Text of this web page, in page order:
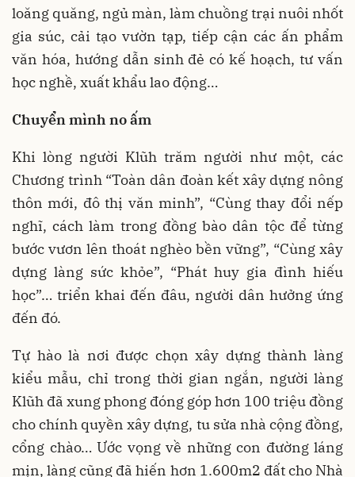
loăng quăng, ngủ màn, làm chuồng trại nuôi nhốt
gia súc, cải tạo vườn tạp, tiếp cận các ấn phẩm
văn hóa, hướng dẫn sinh đẻ có kế hoạch, tư vấn
học nghề, xuất khẩu lao động…
Chuyển mình no ấm
Khi lòng người Klũh trăm người như một, các
Chương trình “Toàn dân đoàn kết xây dựng nông
thôn mới, đô thị văn minh”, “Cùng thay đổi nếp
nghĩ, cách làm trong đồng bào dân tộc để từng
bước vươn lên thoát nghèo bền vững”, “Cùng xây
dựng làng sức khỏe”, “Phát huy gia đình hiếu
học”… triển khai đến đâu, người dân hưởng ứng
đến đó.
Tự hào là nơi được chọn xây dựng thành làng
kiểu mẫu, chỉ trong thời gian ngắn, người làng
Klũh đã xung phong đóng góp hơn 100 triệu đồng
cho chính quyền xây dựng, tu sửa nhà cộng đồng,
cổng chào… Ước vọng về những con đường láng
mịn, làng cũng đã hiến hơn 1.600m2 đất cho Nhà